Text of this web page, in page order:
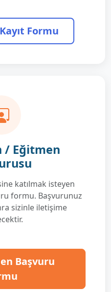
Formu
/ Eğitmen
katılmak isteyen
formu. Başvurunuz
sizinle iletişime
Başvuru